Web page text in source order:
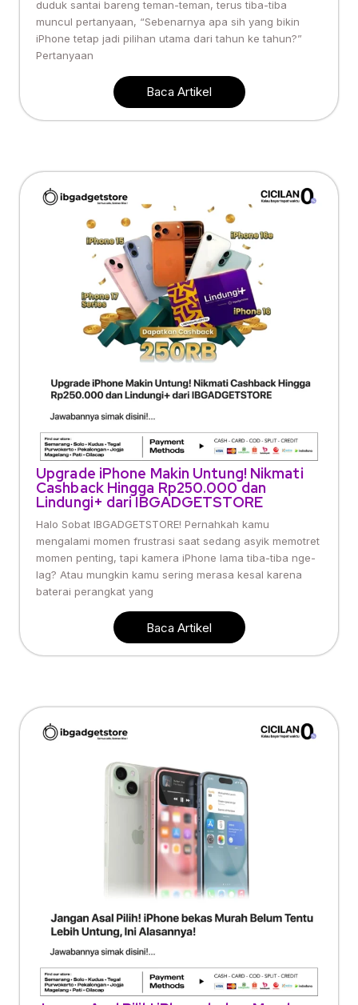
duduk santai bareng teman-teman, terus tiba-tiba
muncul pertanyaan, “Sebenarnya apa sih yang bikin
iPhone tetap jadi pilihan utama dari tahun ke tahun?”
Pertanyaan
Baca Artikel
Upgrade iPhone Makin Untung! Nikmati
Cashback Hingga Rp250.000 dan
Lindungi+ dari IBGADGETSTORE
Halo Sobat IBGADGETSTORE! Pernahkah kamu
mengalami momen frustrasi saat sedang asyik memotret
momen penting, tapi kamera iPhone lama tiba-tiba nge-
lag? Atau mungkin kamu sering merasa kesal karena
baterai perangkat yang
Baca Artikel